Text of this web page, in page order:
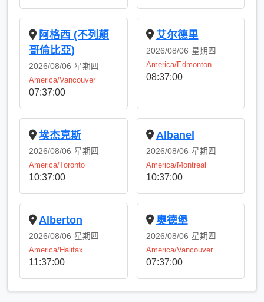
阿格西 (不列顛
哥倫比亞)
2026/08/06 星期四
America/Vancouver
07:37:00
艾尔德里
2026/08/06 星期四
America/Edmonton
08:37:00
埃杰克斯
2026/08/06 星期四
America/Toronto
10:37:00
Albanel
2026/08/06 星期四
America/Montreal
10:37:00
Alberton
2026/08/06 星期四
America/Halifax
11:37:00
奧德堡
2026/08/06 星期四
America/Vancouver
07:37:00